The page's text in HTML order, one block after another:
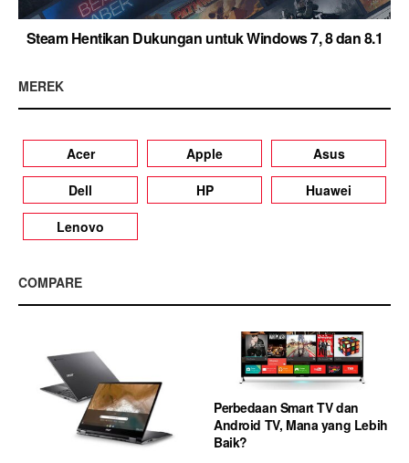
Steam Hentikan Dukungan untuk Windows 7, 8 dan 8.1
MEREK
Acer Apple
Asus
Dell
HP
Huawei
Lenovo
COMPARE
Perbedaan Smart TV dan
Android TV, Mana yang Lebih
Baik?